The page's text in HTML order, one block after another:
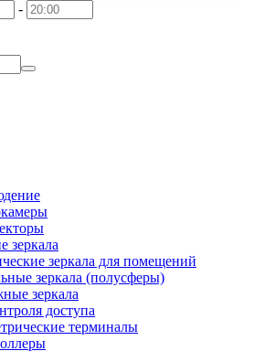
-
зеркала
зеркала для помещений
зеркала (полусферы)
зеркала
доступа
терминалы